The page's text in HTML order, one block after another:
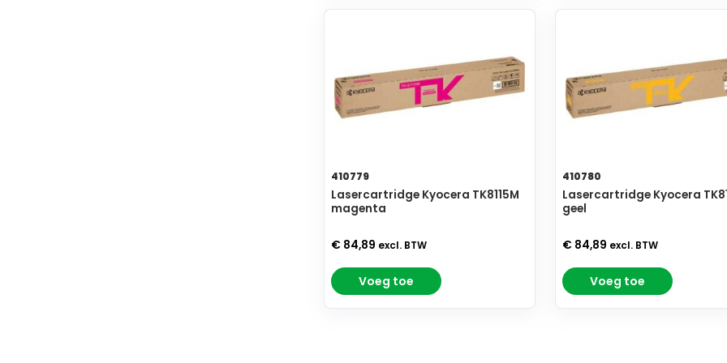
410779
Lasercartridge Kyocera TK8115M
magenta
€ 84,89 excl. BTW
Voeg toe
410780
Lasercartridge Kyocera
geel
€ 84,89 excl. BTW
Voeg toe